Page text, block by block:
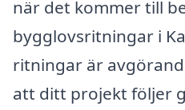
när det kommer till
bygglovsritningar i
ritningar är
att ditt projekt följer